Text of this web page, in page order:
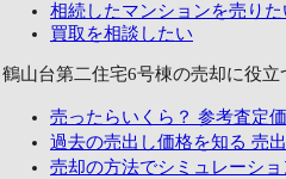
相続したマンションを売りた
買取を相談したい
鶴山台第二住宅6号棟の売却に役立
売ったらいくら？ 参考査定
過去の売出し価格を知る 売
売却の方法でシミュレーショ